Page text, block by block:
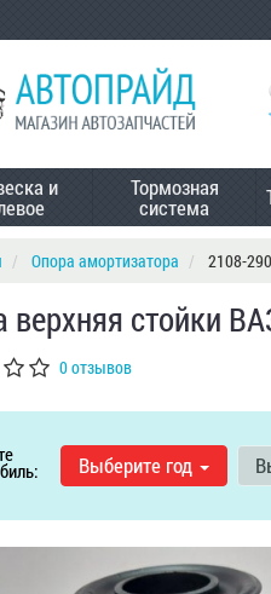
и Тормозная
система
Опора амортизатора 2108-
верхняя стойки
0 отзывов
Выберите год